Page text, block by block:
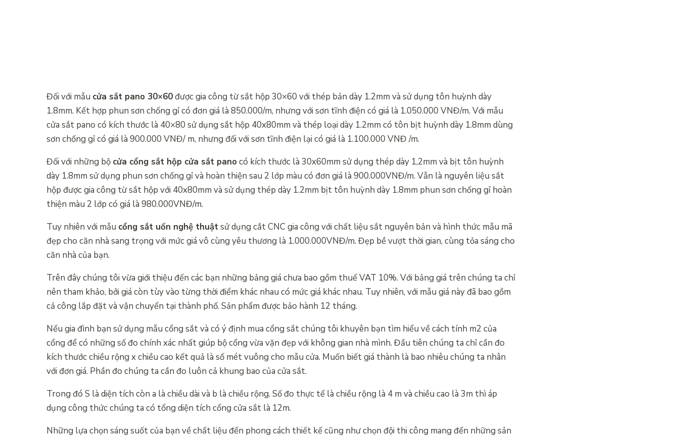
Đối với mẫu cửa sắt pano 30×60được gia công từ sắt hộp 30×60 với thép bản dày 1.2mm và sử dụng tôn huỳnh dày
1.8mm. Kết hợp phun sơn chống gỉ có đơn giá là 850.000/m, nhưng với sơn tĩnh điện có giá là 1.050.000 VNĐ/m. Với mẫu
cửa sắt pano có kích thước là 40×80 sử dụng sắt hộp 40x80mm và thép loại dày 1.2mm có tôn bịt huỳnh dày 1.8mm dùng
sơn chống gỉ có giá là 900.000 VNĐ/ m, nhưng đối với sơn tĩnh điện lại có giá là 1.100.000 VNĐ /m.
Đối với những bộ cửa cổng sắt hộp cửa sắt pano có kích thước là 30x60mm sử dụng thép dày 1,2mm và bịt tôn huỳnh
dày 1.8mm sử dụng phun sơn chống gỉ và hoàn thiện sau 2 lớp màu có đơn giá là 900.000VNĐ/m. Vẫn là nguyên liệu sắt
hộp được gia công từ sắt hộp với 40x80mm và sử dụng thép dày 1.2mm bịt tôn huỳnh dày 1.8mm phun sơn chống gỉ hoàn
thiện màu 2 lớp có giá là 980.000VNĐ/m.
Tuy nhiên với mẫu cổng sắt uốn nghệ thuậtsử dụng cắt CNC gia công với chất liệu sắt nguyên bản và hình thức mẫu mã
đẹp cho căn nhà sang trọng với mức giá vô cùng yêu thương là 1.000.000VNĐ/m. Đẹp bề vượt thời gian, cùng tỏa sáng cho
căn nhà của bạn.
Trên đây chúng tôi vừa giới thiệu đến các bạn những bảng giá chưa bao gồm thuế VAT 10%. Với bảng giá trên chúng ta chỉ
nên tham khảo, bởi giá còn tùy vào từng thời điểm khác nhau có mức giá khác nhau. Tuy nhiên, với mẫu giá này đã bao gồm
cả công lắp đặt và vận chuyển tại thành phố. Sản phẩm được bảo hành 12 tháng.
Nếu gia đình bạn sử dụng mẫu cổng sắt và có ý định mua cổng sắt chúng tôi khuyên bạn tìm hiểu về cách tính m2 của
cổng để có những số đo chính xác nhất giúp bộ cổng vừa vặn đẹp với không gian nhà mình. Đầu tiên chúng ta chỉ cần đo
kích thước chiều rộng x chiều cao kết quả là số mét vuông cho mẫu cửa. Muốn biết giá thành là bao nhiêu chúng ta nhân
với đơn giá. Phần đo chúng ta cần đo luôn cả khung bao của cửa sắt.
Trong đó S là diện tích còn a là chiều dài và b là chiều rộng. Số đo thực tế là chiều rộng là 4 m và chiều cao là 3m thì áp
dụng công thức chúng ta có tổng diện tích cổng cửa sắt là 12m.
Những lựa chọn sáng suốt của bạn về chất liệu đến phong cách thiết kế cũng như chọn đội thi công mang đến những sản